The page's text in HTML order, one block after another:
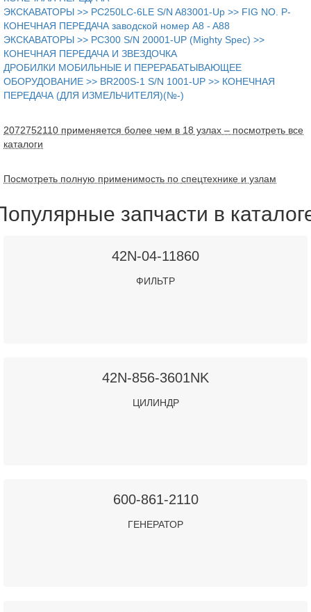
ЭКСКАВАТОРЫ >> PC250LC-6LE S/N A83001-Up >> FIG NO. P-
КОНЕЧНАЯ ПЕРЕДАЧА заводской номер A8 - A88
ЭКСКАВАТОРЫ >> PC300 S/N 20001-UP (Mighty Spec) >>
КОНЕЧНАЯ ПЕРЕДАЧА И ЗВЕЗДОЧКА
ДРОБИЛКИ МОБИЛЬНЫЕ И ПЕРЕРАБАТЫВАЮЩЕЕ
ОБОРУДОВАНИЕ >> BR200S-1 S/N 1001-UP >> КОНЕЧНАЯ
ПЕРЕДАЧА (ДЛЯ ИЗМЕЛЬЧИТЕЛЯ)(№-)
2072752110 применяется более чем в 18 узлах – посмотреть все
каталоги
Посмотреть полную применимость по спецтехнике и узлам
запчасти в
42N-04-11860
ФИЛЬТР
42N-856-3601NK
ЦИЛИНДР
600-861-2110
ГЕНЕРАТОР